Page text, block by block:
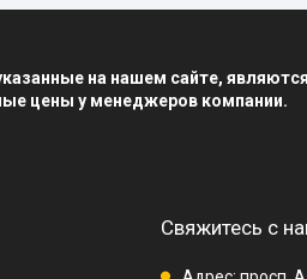
на нашем сайте,
цены у менеджеров компании.
Свяжитесь с